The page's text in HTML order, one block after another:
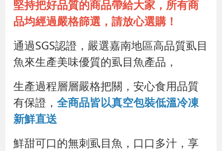
堅持把好品質的商品帶給大家，所有商
品均經過嚴格篩選，請放心選購！
通過SGS認證，嚴選嘉南地區高品質虱目
魚來生產美味優質的虱目魚產品，
生產過程層層嚴格把關，安心食用品質
有保證，全商品皆以真空包裝低溫冷凍
新鮮直送
鮮甜可口的無刺虱目魚，口口多汁，享